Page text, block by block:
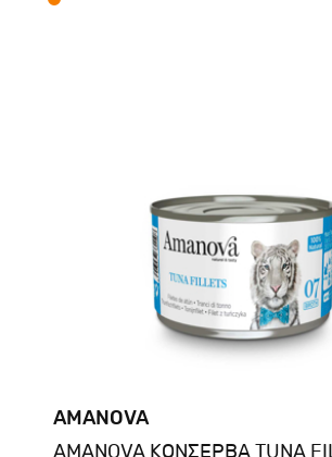
AMANOVA
AMANOVA ΚΟΝΣΕΡΒΑ TUNA